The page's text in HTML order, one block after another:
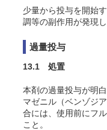
少量から投与を開始
調等の副作用が発現し
過量投与
13.1 処置
本剤の過量投与が明
マゼニル（ベンゾジ
合には、使用前にフ
こと。